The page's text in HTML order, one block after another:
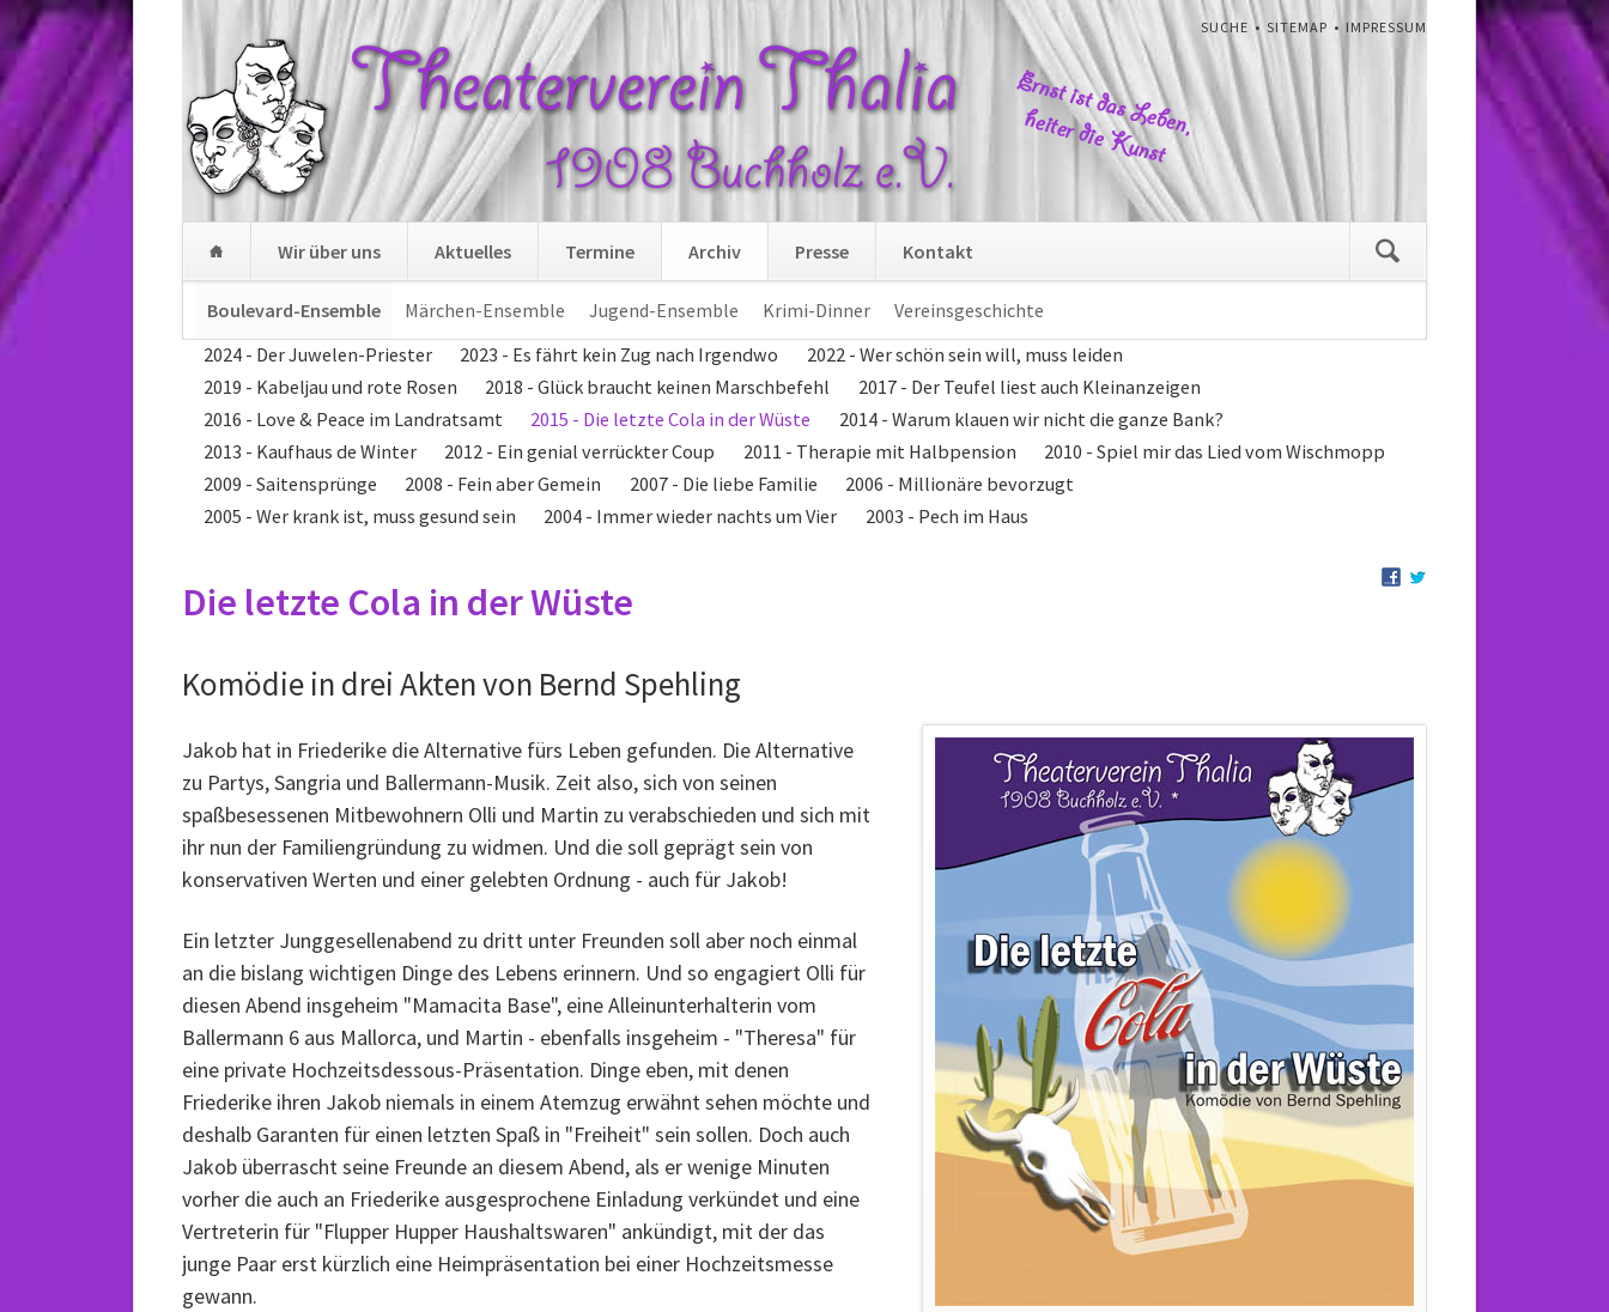
NAVIGATION
ÜBERSPRINGEN
SUCHE SITEMAP IMPRESSUM
überspringen
Wir über uns Aktuelles Termine Archiv Presse Kontakt
überspringen
Boulevard-Ensemble Märchen-Ensemble Jugend-Ensemble Krimi-Dinner Vereinsgeschichte
Navigation
überspringen
2024 - Der Juwelen-Priester 2023 - Es fährt kein Zug nach Irgendwo
2022 - Wer schön sein will, muss leiden
2019 - Kabeljau und rote Rosen
2018 - Glück braucht keinen Marschbefehl
2017 - Der Teufel liest auch Kleinanzeigen
2016 - Love & Peace im Landratsamt
2015 - Die letzte Cola in der Wüste
2014 - Warum klauen wir nicht die ganze Bank?
2013 - Kaufhaus de Winter
2012 - Ein genial verrückter Coup 2011 - Therapie mit Halbpension
2010 - Spiel mir das Lied vom Wischmopp
2009 - Saitensprünge
2008 - Fein aber Gemein 2007 - Die liebe Familie
2006 - Millionäre bevorzugt
2005 - Wer krank ist, muss gesund sein
2004 - Immer wieder nachts um Vier 2003 - Pech im Haus
Die letzte Cola in der Wüste
Komödie in drei Akten von Bernd Spehling
Jakob hat in Friederike die Alternative fürs Leben gefunden. Die Alternative
zu Partys, Sangria und Ballermann-Musik. Zeit also, sich von seinen
spaßbesessenen Mitbewohnern Olli und Martin zu verabschieden und sich mit
ihr nun der Familiengründung zu widmen. Und die soll geprägt sein von
konservativen Werten und einer gelebten Ordnung - auch für Jakob!
Ein letzter Junggesellenabend zu dritt unter Freunden soll aber noch einmal
an die bislang wichtigen Dinge des Lebens erinnern. Und so engagiert Olli für
diesen Abend insgeheim "Mamacita Base", eine Alleinunterhalterin vom
Ballermann 6 aus Mallorca, und Martin - ebenfalls insgeheim - "Theresa" für
eine private Hochzeitsdessous-Präsentation. Dinge eben, mit denen
Friederike ihren Jakob niemals in einem Atemzug erwähnt sehen möchte und
deshalb Garanten für einen letzten Spaß in "Freiheit" sein sollen. Doch auch
Jakob überrascht seine Freunde an diesem Abend, als er wenige Minuten
vorher die auch an Friederike ausgesprochene Einladung verkündet und eine
Vertreterin für "Flupper Hupper Haushaltswaren" ankündigt, mit der das
junge Paar erst kürzlich eine Heimpräsentation bei einer Hochzeitsmesse
gewann.